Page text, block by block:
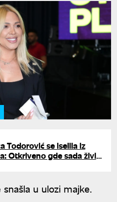
Todorović se iselila iz
Otkriveno gde sada živi -
u ulozi majke.